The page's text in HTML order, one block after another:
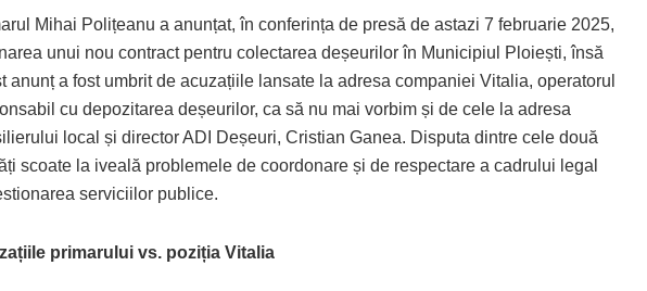
Mihai Polițeanu a anunțat, în conferința de presă de astazi 7 februarie 2025,
unui nou contract pentru colectarea deșeurilor în Municipiul Ploiești, însă
anunț a fost umbrit de acuzațiile lansate la adresa companiei Vitalia, operatorul
cu depozitarea deșeurilor, ca să nu mai vorbim și de cele la adresa
local și director ADI Deșeuri, Cristian Ganea. Disputa dintre cele două
scoate la iveală problemele de coordonare și de respectare a cadrului legal
serviciilor publice.
primarului vs. poziția Vitalia